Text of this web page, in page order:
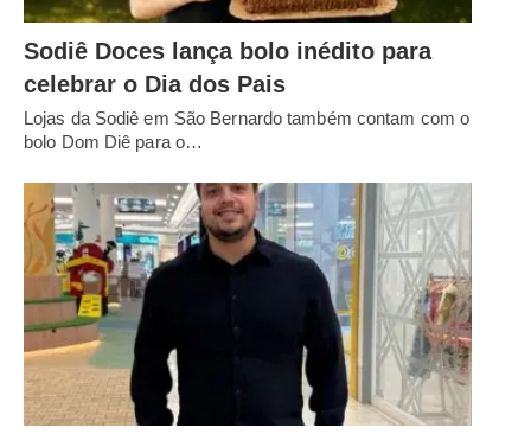
Sodiê Doces lança bolo inédito para
celebrar o Dia dos Pais
Lojas da Sodiê em São Bernardo também contam com o
bolo Dom Diê para o…